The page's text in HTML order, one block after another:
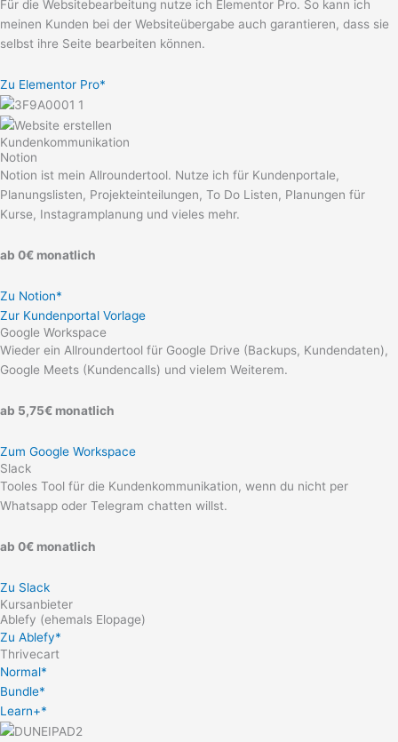
Für die Websitebearbeitung nutze ich Elementor Pro. So kann ich
meinen Kunden bei der Websiteübergabe auch garantieren, dass sie
selbst ihre Seite bearbeiten können.
Zu Elementor Pro*
Kundenkommunikation
Notion
Notion ist mein Allroundertool. Nutze ich für Kundenportale,
Planungslisten, Projekteinteilungen, To Do Listen, Planungen für
Kurse, Instagramplanung und vieles mehr.
ab 0€ monatlich
Zu Notion*
Zur Kundenportal Vorlage
Google Workspace
Wieder ein Allroundertool für Google Drive (Backups, Kundendaten),
Google Meets (Kundencalls) und vielem Weiterem.
ab 5,75€ monatlich
Zum Google Workspace
Slack
Tooles Tool für die Kundenkommunikation, wenn du nicht per
Whatsapp oder Telegram chatten willst.
ab 0€ monatlich
Zu Slack
Kursanbieter
Ablefy (ehemals Elopage)
Zu Ablefy*
Thrivecart
Normal*
Bundle*
Learn+*